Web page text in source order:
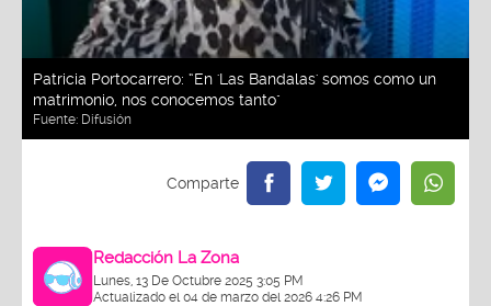
Patricia Portocarrero: “En 'Las Bandalas' somos como un
matrimonio, nos conocemos tanto"
Fuente: Difusión
Redacción La Zona
Lunes, 13 De Octubre 2025 3:05 PM
Actualizado el 04 de marzo del 2026 4:26 PM